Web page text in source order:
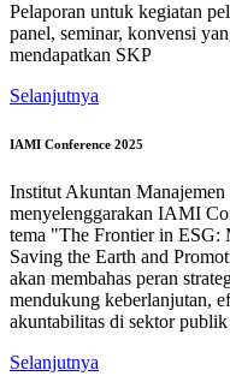
Pelaporan untuk kegiatan
panel, seminar, konvensi
mendapatkan SKP
Selanjutnya
IAMI Conference 2025
Institut Akuntan
menyelenggarakan IAMI
tema "The Frontier in ESG:
Saving the Earth and
akan membahas peran
mendukung keberlanjutan,
akuntabilitas di sektor
Selanjutnya